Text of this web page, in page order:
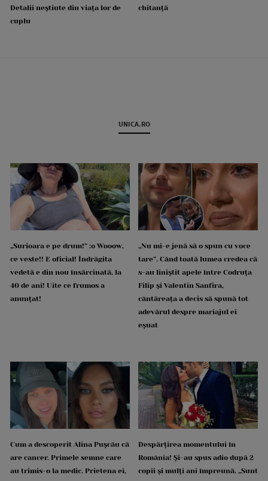
Detalii neștiute din viața lor de
cuplu
chitanță
UNICA.RO
„Surioara e pe drum!” :o Wooow,
ce veste!! E oficial! Îndrăgita
vedetă e din nou însărcinată, la
40 de ani! Uite ce frumos a
anunțat!
„Nu mi-e jenă să o spun cu voce
tare”. Când toată lumea credea că
s-au liniștit apele între Codruța
Filip și Valentin Sanfira,
cântăreața a decis să spună tot
adevărul despre mariajul ei
eșuat
Cum a descoperit Alina Pușcău că
are cancer. Primele semne care
au trimis-o la medic. Prietena ei,
Despărțirea momentului în
România! Și-au spus adio după 2
copii și mulți ani împreună. „Sunt